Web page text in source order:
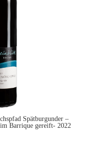
Spätburgunder –
Barrique gereift- 2022